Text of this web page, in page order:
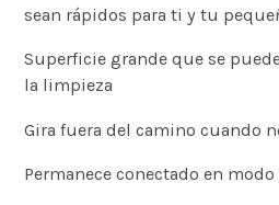
sean rápidos para ti y tu
Superficie grande que se
la limpieza
Gira fuera del camino cuando
Permanece conectado en